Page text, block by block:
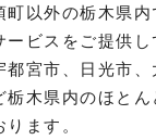
町以外の栃木県内
ービスをご提供し
都宮市、日光市、
栃木県内のほとん
ます。